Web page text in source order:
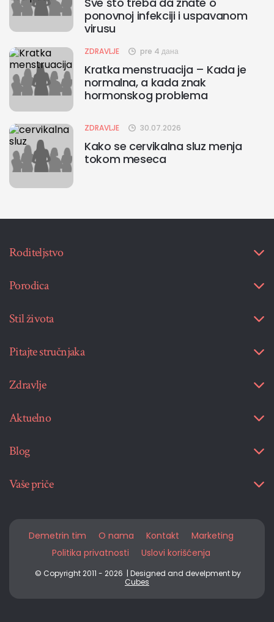
ponovnoj infekciji i uspavanom
virusu
ZDRAVLJE pre 4 дана
Kratka menstruacija – Kada je
normalna, a kada znak
hormonskog problema
ZDRAVLJE 30.07.2026
Kako se cervikalna sluz menja
tokom meseca
Roditeljstvo
Porodica
Stil života
Pitajte stručnjaka
Zdravlje
Aktuelno
Blog
Vaše priče
Demetrin tim O nama Kontakt
Marketing
Politika privatnosti
Uslovi korišćenja
© Copyright 2011 - 2026 | Designed and develpment by
Cubes